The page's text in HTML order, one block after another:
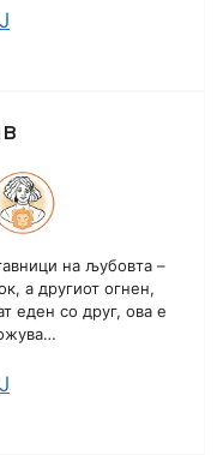
на љубовта –
а другиот огнен,
еден со друг, ова е